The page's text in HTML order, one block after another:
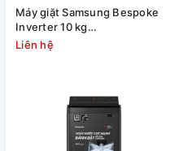
Máy giặt Samsung Bespoke
Inverter 10 kg
WW10DB7U34GWSV
Liên hệ